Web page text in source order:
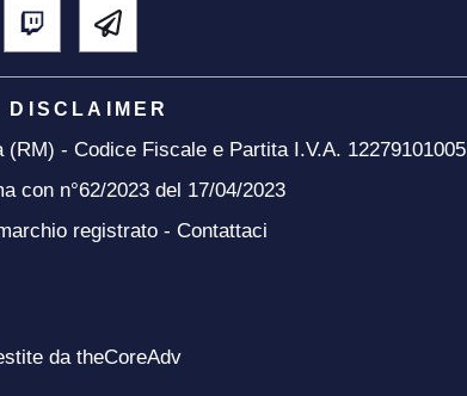
DISCLAIMER
- Codice Fiscale e Partita I.V.A. 12279101005
con n°62/2023 del 17/04/2023
registrato - Contattaci
da theCoreAdv